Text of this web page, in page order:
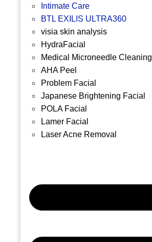
Intimate Care
BTL EXILIS ULTRA360
visia skin analysis
HydraFacial
Medical Microneedle Cleaning
AHA Peel
Problem Facial
Japanese Brightening Facial
POLA Facial
Lamer Facial
Laser Acne Removal